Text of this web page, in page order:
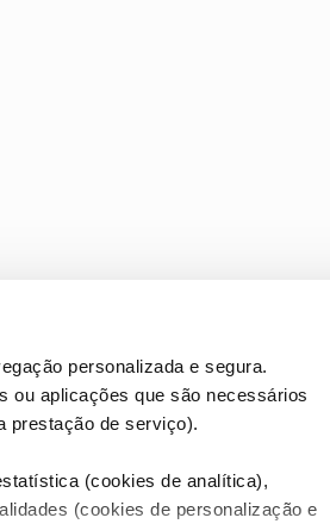
personalizada e segura.
ou aplicações que são necessários
prestação de serviço).
(cookies de analítica),
(cookies de personalização e